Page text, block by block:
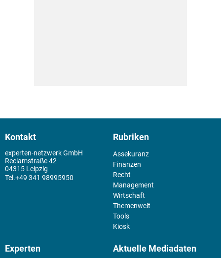
Kontakt
experten-netzwerk GmbH
Reclamstraße 42
04315 Leipzig
+49 341 98995950
Rubriken
Assekuranz
Finanzen
Recht
Management
Wirtschaft
Themenwelt
Tools
Kiosk
Experten Aktuelle Mediadaten